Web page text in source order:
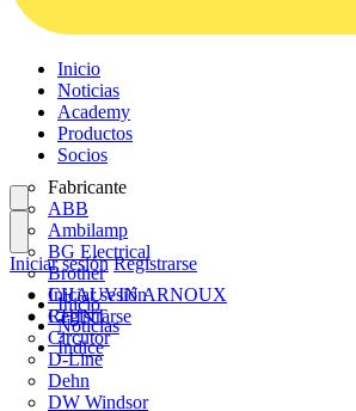
Inicio
Noticias
Academy
Productos
Socios
Fabricante
ABB
Ambilamp
BG Electrical
Brother
CHAUVIN ARNOUX
CHINT
Circutor
D-Line
Dehn
DW Windsor
Iniciar sesión
Registrarse
Iniciar sesión Registrarse
Inicio
Noticias
Índice